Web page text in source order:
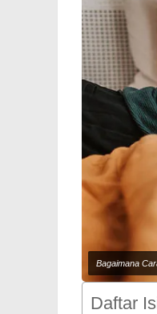
Bagaimana
Daftar